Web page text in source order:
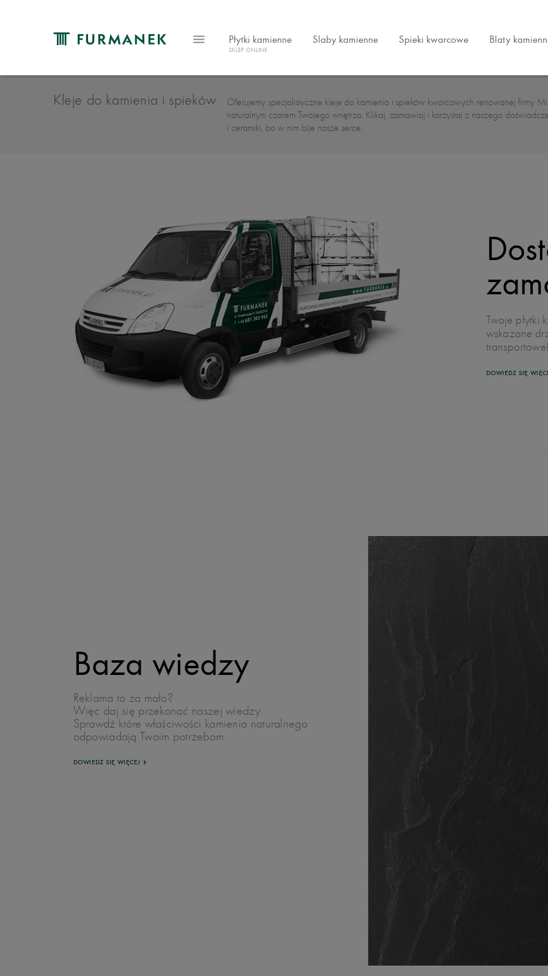
Płytki kamienne
SKLEP ONLINE
Slaby kamienne Spieki kwarcowe Blaty
Kleje do kamienia i spieków
Oferujemy specjalistyczne kleje do kamienia i spieków kwarcowych renowanej firmy
naturalnym czarem Twojego wnętrza. Klikaj, zamawiaj i korzystaj z naszego
i ceramiki, bo w nim bije nasze serce.
Twoje płytki
wskazane
DOWIEDZ SIĘ
Baza wiedzy
Reklama to za mało?
Więc daj się przekonać naszej wiedzy.
Sprawdź które właściwości kamienia naturalnego
odpowiadają Twoim potrzebom.
DOWIEDZ SIĘ WIĘCEJ